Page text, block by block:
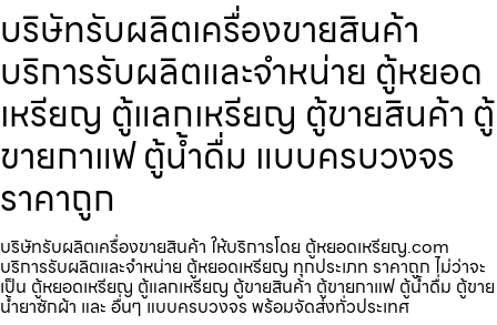
บริษัทรับผลิตเครื่องขายสินค้า
บริการรับผลิตและจำหน่าย ตู้หยอด
เหรียญ ตู้แลกเหรียญ ตู้ขายสินค้า ตู้
ขายกาแฟ ตู้น้ำดื่ม แบบครบวงจร
ราคาถูก
บริษัทรับผลิตเครื่องขายสินค้า ให้บริการโดย ตู้หยอดเหรียญ.com
บริการรับผลิตและจำหน่าย ตู้หยอดเหรียญ ทุกประเภท ราคาถูก ไม่ว่าจะ
เป็น ตู้หยอดเหรียญ ตู้แลกเหรียญ ตู้ขายสินค้า ตู้ขายกาแฟ ตู้น้ำดื่ม ตู้ขาย
น้ำยาซักผ้า และ อื่นๆ แบบครบวงจร พร้อมจัดส่งทั่วประเทศ